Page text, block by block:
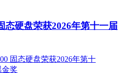
态硬盘荣获2026年第十一届